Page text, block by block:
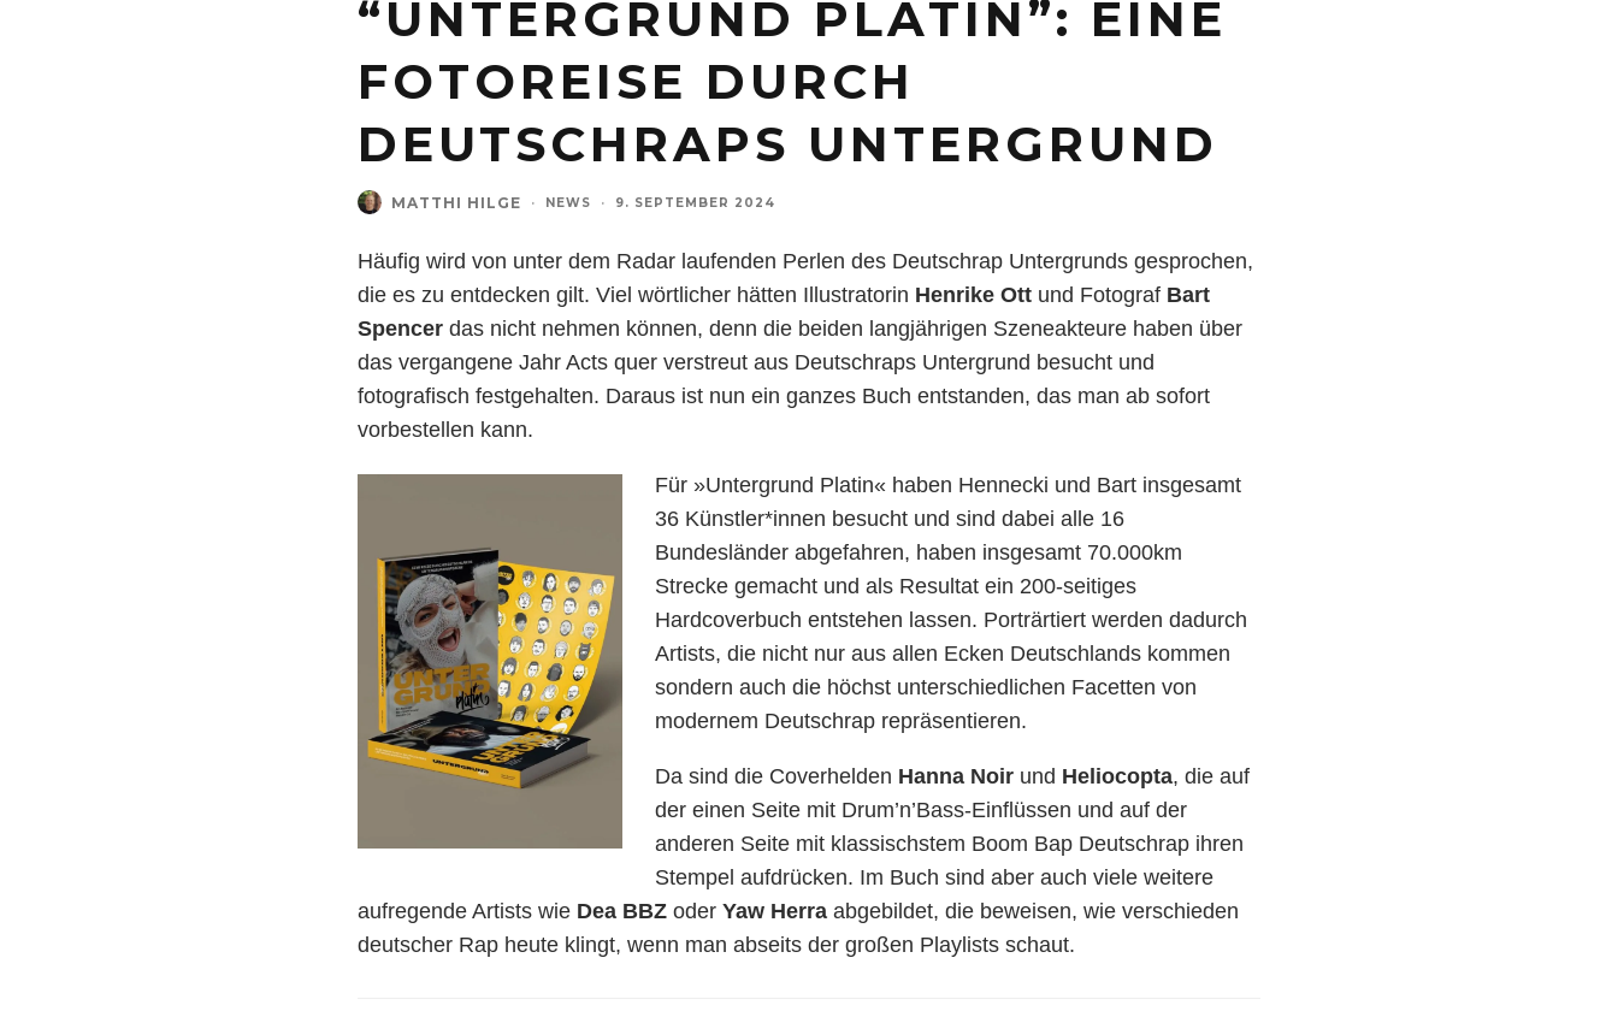
“UNTERGRUND PLATIN”: EINE
FOTOREISE DURCH
DEUTSCHRAPS UNTERGRUND
MATTHI HILGE · NEWS · 9. SEPTEMBER 2024
Häufig wird von unter dem Radar laufenden Perlen des Deutschrap Untergrunds gesprochen,
die es zu entdecken gilt. Viel wörtlicher hätten Illustratorin Henrike Ott und Fotograf Bart
Spencer das nicht nehmen können, denn die beiden langjährigen Szeneakteure haben über
das vergangene Jahr Acts quer verstreut aus Deutschraps Untergrund besucht und
fotografisch festgehalten. Daraus ist nun ein ganzes Buch entstanden, das man ab sofort
vorbestellen kann.
Für »Untergrund Platin« haben Hennecki und Bart insgesamt
36 Künstler*innen besucht und sind dabei alle 16
Bundesländer abgefahren, haben insgesamt 70.000km
Strecke gemacht und als Resultat ein 200-seitiges
Hardcoverbuch entstehen lassen. Porträrtiert werden dadurch
Artists, die nicht nur aus allen Ecken Deutschlands kommen
sondern auch die höchst unterschiedlichen Facetten von
modernem Deutschrap repräsentieren.
Da sind die Coverhelden Hanna Noir und Heliocopta, die auf
der einen Seite mit Drum’n’Bass-Einflüssen und auf der
anderen Seite mit klassischstem Boom Bap Deutschrap ihren
Stempel aufdrücken. Im Buch sind aber auch viele weitere
aufregende Artists wie Dea BBZ oder Yaw Herra abgebildet, die beweisen, wie verschieden
deutscher Rap heute klingt, wenn man abseits der großen Playlists schaut.